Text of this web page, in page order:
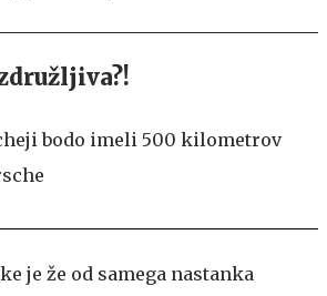
je že od samega nastanka